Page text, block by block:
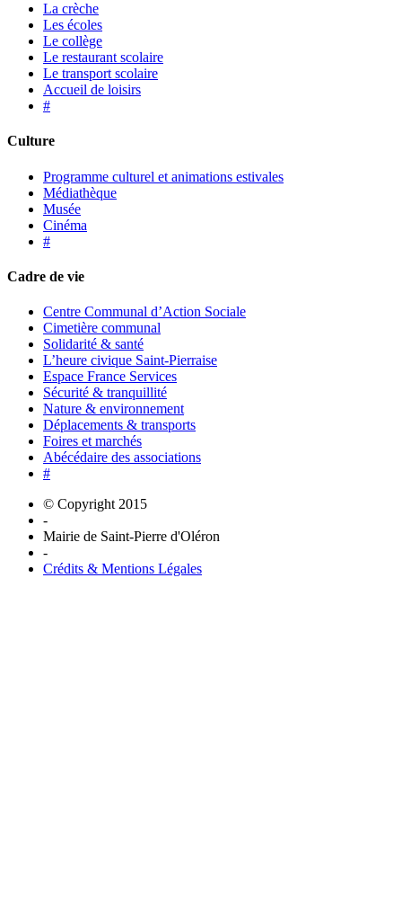
La crèche
Les écoles
Le collège
Le restaurant scolaire
Le transport scolaire
Accueil de loisirs
#
Culture
Programme culturel et animations estivales
Médiathèque
Musée
Cinéma
#
Cadre de vie
Centre Communal d’Action Sociale
Cimetière communal
Solidarité & santé
L’heure civique Saint-Pierraise
Espace France Services
Sécurité & tranquillité
Nature & environnement
Déplacements & transports
Foires et marchés
Abécédaire des associations
#
© Copyright 2015
-
Mairie de Saint-Pierre d'Oléron
-
Crédits & Mentions Légales